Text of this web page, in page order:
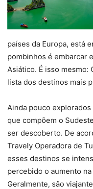
países da Europa, está
pombinhos é embarcar
Asiático. É isso mesmo:
lista dos destinos mais
Ainda pouco
que compõem o
ser descoberto. De
Travely Operadora de
esses destinos se
percebido o aumento
Geralmente, são